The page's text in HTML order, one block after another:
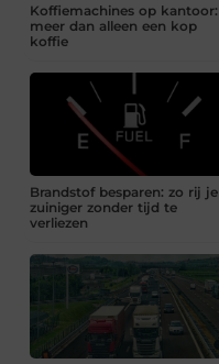
Koffiemachines op kantoor:
meer dan alleen een kop
koffie
Brandstof besparen: zo rij je
zuiniger zonder tijd te
verliezen